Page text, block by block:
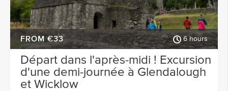
FROM €33 6 hours
Départ dans l'après-midi ! Excursion
d'une demi-journée à Glendalough
et Wicklow